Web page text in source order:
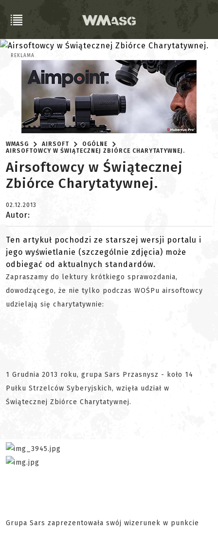
REKLAMA
WMASG AIRSOFT
OGÓLNE
AIRSOFTOWCY W ŚWIĄTECZNEJ ZBIÓRCE CHARYTATYWNEJ.
Airsoftowcy w Świątecznej
Zbiórce Charytatywnej.
02.12.2013
Autor:
Ten artykuł pochodzi ze starszej wersji portalu i
jego wyświetlanie (szczególnie zdjęcia) może
odbiegać od aktualnych standardów.
Zapraszamy do lektury krótkiego sprawozdania,
dowodzącego, że nie tylko podczas WOŚPu airsoftowcy
udzielają się charytatywnie:
1 Grudnia 2013 roku, grupa Sars Przasnysz - koło 14
Pułku Strzelców Syberyjskich, wzięła udział w
Świątecznej Zbiórce Charytatywnej.
Grupa Sars zaprezentowała swój wizerunek w punkcie